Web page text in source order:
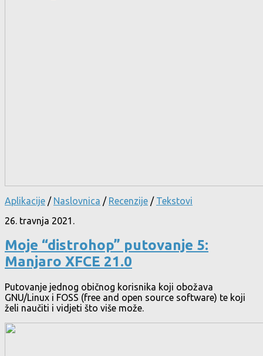
Aplikacije / Naslovnica / Recenzije / Tekstovi
26. travnja 2021.
Moje “distrohop” putovanje 5:
Manjaro XFCE 21.0
Putovanje jednog običnog korisnika koji obožava
GNU/Linux i FOSS (free and open source software) te koji
želi naučiti i vidjeti što više može.